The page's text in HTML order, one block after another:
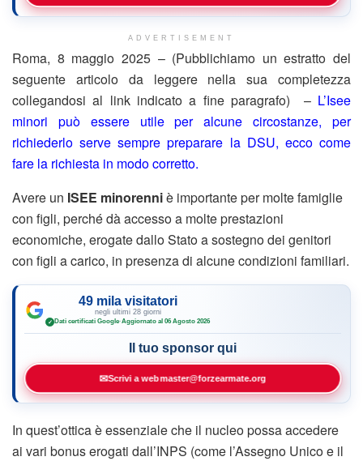
ADVERTISEMENT
Roma, 8 maggio 2025 – (Pubblichiamo un estratto del
seguente articolo da leggere nella sua completezza
collegandosi al link indicato a fine paragrafo) – L’Isee
minori può essere utile per alcune circostanze, per
richiederlo serve sempre preparare la DSU, ecco come
fare la richiesta in modo corretto.
Avere un ISEE minorenniè importante per molte famiglie
con figli, perché dà accesso a molte prestazioni
economiche, erogate dallo Stato a sostegno dei genitori
con figli a carico, in presenza di alcune condizioni familiari.
49 mila visitatori
negli ultimi 28 giorni
✓ Dati certificati Google·Aggiornato al 06 Agosto 2026
Il tuo sponsor qui
✉Scrivi a webmaster@forzearmate.org
In quest’ottica è essenziale che il nucleo possa accedere
ai vari bonus erogati dall’INPS (come l’Assegno Unico e il